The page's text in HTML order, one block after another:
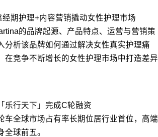
期护理+内容营销撬动女性护理市场
的品牌起源、产品特点、运营与营销策
分析该品牌如何通过解决女性真实护理痛
在竞争不断增长的女性护理市场中打造差异
乐行天下」完成C轮融资
车全球市场占有率长期位居行业首位，高端
全球前五。